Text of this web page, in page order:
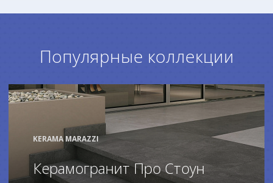
Популярные коллекции
KERAMA MARAZZI
Керамогранит Про Стоун